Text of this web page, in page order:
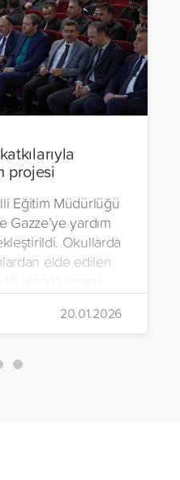
projesi
Eğitim Müdürlüğü
yardım
Okullarda
elde edilen
alanda insani
bulunuldu.
20.01.2026